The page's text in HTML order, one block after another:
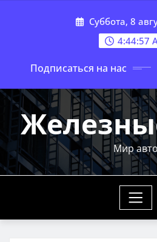
Суббота, 8
4:44:58
Подписаться на нас
Мир